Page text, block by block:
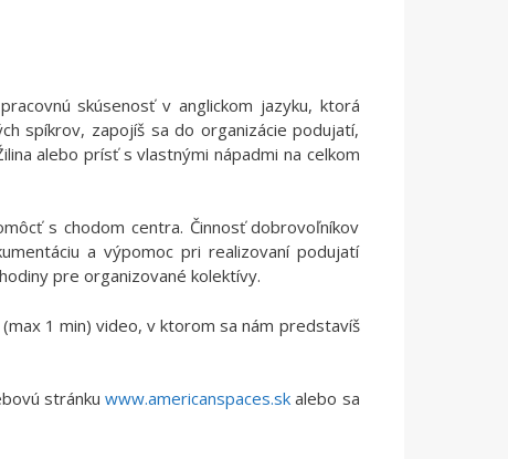
skúsenosť v anglickom jazyku, ktorá
spíkrov, zapojíš sa do organizácie podujatí,
alebo prísť s vlastnými nápadmi na celkom
s chodom centra. Činnosť dobrovoľníkov
a výpomoc pri realizovaní podujatí
pre organizované kolektívy.
1 min) video, v ktorom sa nám predstavíš
stránkuwww.americanspaces.sk alebo sa